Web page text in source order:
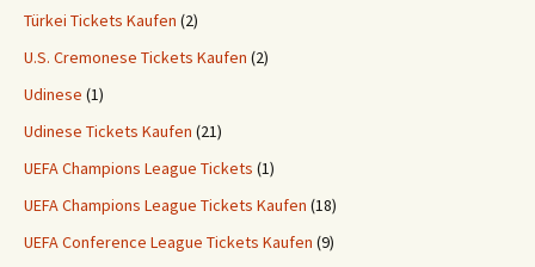
Türkei Tickets Kaufen (2)
U.S. Cremonese Tickets Kaufen (2)
Udinese (1)
Udinese Tickets Kaufen (21)
UEFA Champions League Tickets (1)
UEFA Champions League Tickets Kaufen (18)
UEFA Conference League Tickets Kaufen (9)